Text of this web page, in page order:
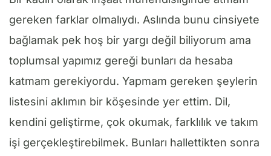
gereken farklar olmalıydı. Aslında bunu cinsiyete
bağlamak pek hoş bir yargı değil biliyorum ama
toplumsal yapımız gereği bunları da hesaba
katmam gerekiyordu. Yapmam gereken şeylerin
listesini aklımın bir köşesinde yer ettim. Dil,
kendini geliştirme, çok okumak, farklılık ve takım
işi gerçekleştirebilmek. Bunları hallettikten sonra